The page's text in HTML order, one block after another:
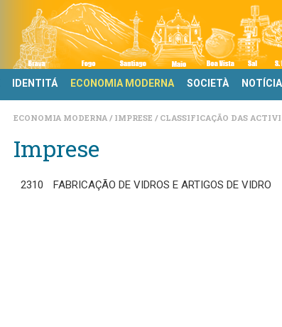
IDENTITÁ ECONOMIA MODERNA SOCIETÀ
ECONOMIA MODERNA IMPRESE CLASSIFICAÇÃO DAS
Imprese
2310 FABRICAÇÃO DE VIDROS E ARTIGOS DE VIDRO